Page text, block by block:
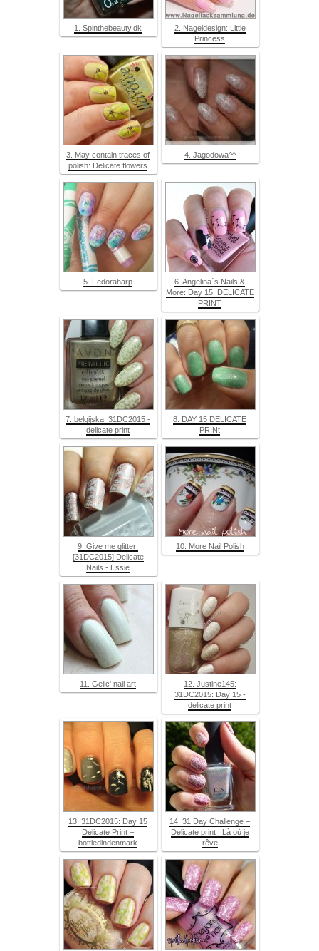
1. Spinthebeauty.dk
2. Nageldesign: Little
Princess
3. May contain traces of
polish: Delicate flowers
4. Jagodowa^^
5. Fedoraharp
6. Angelina´s Nails &
More: Day 15: DELICATE
PRINT
7. belgijska: 31DC2015 -
delicate print
8. DAY 15 DELICATE
PRINt
9. Give me glitter:
[31DC2015] Delicate
Nails - Essie
10. More Nail Polish
11. Gelic' nail art
12. Justine145:
31DC2015: Day 15 -
delicate print
13. 31DC2015: Day 15
Delicate Print –
bottledindenmark
14. 31 Day Challenge –
Delicate print | Là où je
rêve